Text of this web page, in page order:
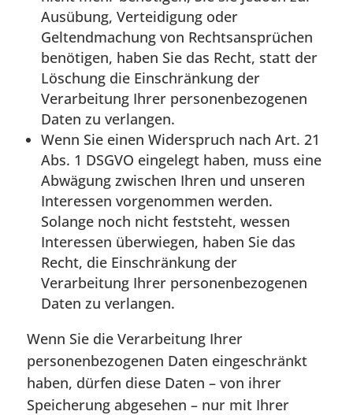
Ausübung, Verteidigung oder
Geltendmachung von Rechtsansprüchen
benötigen, haben Sie das Recht, statt der
Löschung die Einschränkung der
Verarbeitung Ihrer personenbezogenen
Daten zu verlangen.
Wenn Sie einen Widerspruch nach Art. 21
Abs. 1 DSGVO eingelegt haben, muss eine
Abwägung zwischen Ihren und unseren
Interessen vorgenommen werden.
Solange noch nicht feststeht, wessen
Interessen überwiegen, haben Sie das
Recht, die Einschränkung der
Verarbeitung Ihrer personenbezogenen
Daten zu verlangen.
Wenn Sie die Verarbeitung Ihrer
personenbezogenen Daten eingeschränkt
haben, dürfen diese Daten – von ihrer
Speicherung abgesehen – nur mit Ihrer